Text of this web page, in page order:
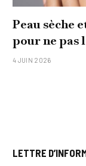
Peau sèche
pour ne pas
4 JUIN 2026
LETTRE